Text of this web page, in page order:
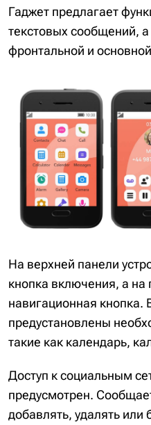
Гаджет предлагает
текстовых сообщений,
фронтальной и
На верхней панели
кнопка включения, а на
навигационная кнопка.
предустановлены
такие как календарь,
Доступ к социальным
предусмотрен.
добавлять, удалять или